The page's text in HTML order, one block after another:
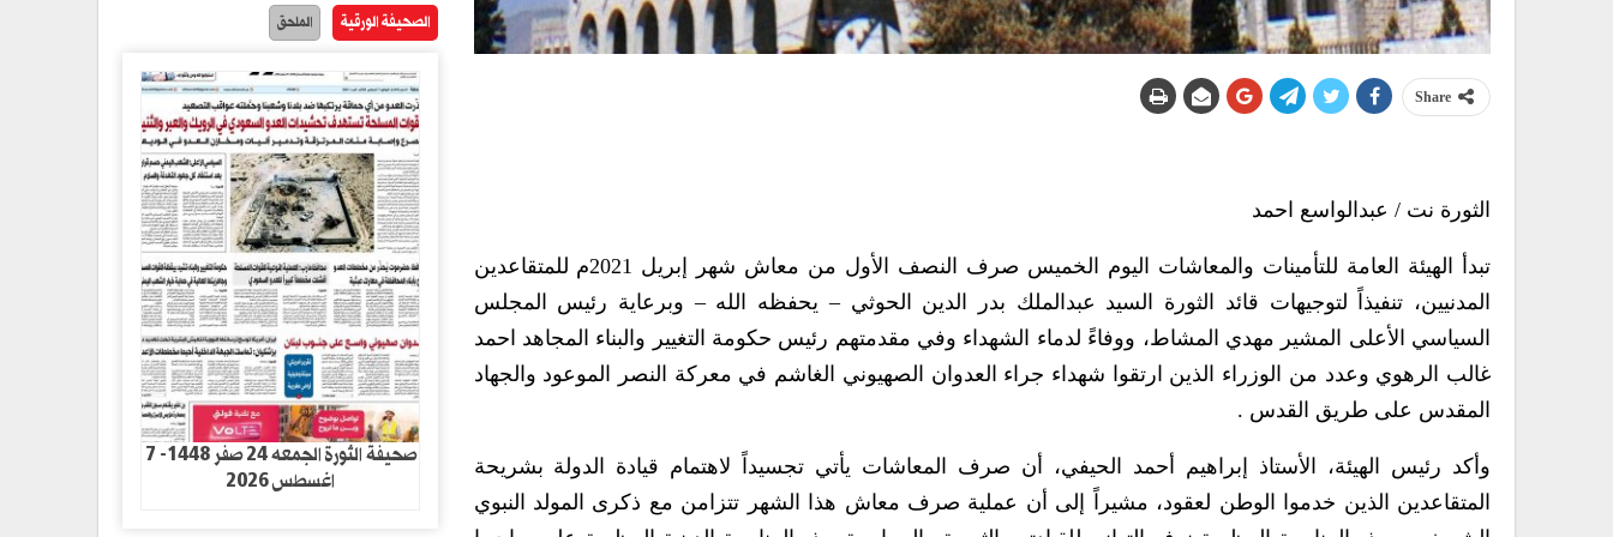
Share
الثورة نت / عبدالواسع احمد
تبدأ الهيئة العامة للتأمينات والمعاشات اليوم الخميس صرف النصف الأول من معاش شهر إبريل 2021م للمتقاعدين
المدنيين، تنفيذاً لتوجيهات قائد الثورة السيد عبدالملك بدر الدين الحوثي – يحفظه الله – وبرعاية رئيس المجلس
السياسي الأعلى المشير مهدي المشاط، ووفاءً لدماء الشهداء وفي مقدمتهم رئيس حكومة التغيير والبناء المجاهد احمد
غالب الرهوي وعدد من الوزراء الذين ارتقوا شهداء جراء العدوان الصهيوني الغاشم في معركة النصر الموعود والجهاد
المقدس على طريق القدس .
وأكد رئيس الهيئة، الأستاذ إبراهيم أحمد الحيفي، أن صرف المعاشات يأتي تجسيداً لاهتمام قيادة الدولة بشريحة
المتقاعدين الذين خدموا الوطن لعقود، مشيراً إلى أن عملية صرف معاش هذا الشهر تتزامن مع ذكرى المولد النبوي
الصحيفة الورقية الملحق
صحيفة الثورة الجمعه 24 صفر 1448- 7
اغسطس 2026